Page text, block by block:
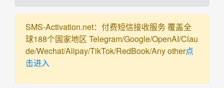
SMS-Activation.net：付费短信接收服务 覆盖全
球188个国家地区 Telegram/Google/OpenAI/Clau
de/Wechat/Alipay/TikTok/RedBook/Any other点
击进入